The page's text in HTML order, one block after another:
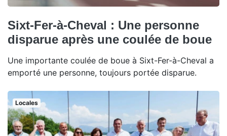
Sixt-Fer-à-Cheval : Une personne
disparue après une coulée de boue
Une importante coulée de boue à Sixt-Fer-à-Cheval a
emporté une personne, toujours portée disparue.
Locales